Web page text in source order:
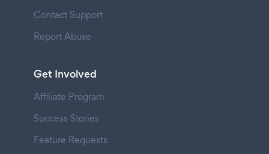
Contact Support
Report Abuse
Get Involved
Affiliate Program
Success Stories
Feature Requests